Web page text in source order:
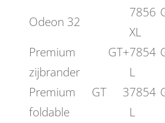
Odeon 32
7856
XL
Premium GT+
zijbrander
7854
L
Premium GT 3
foldable
7854
L